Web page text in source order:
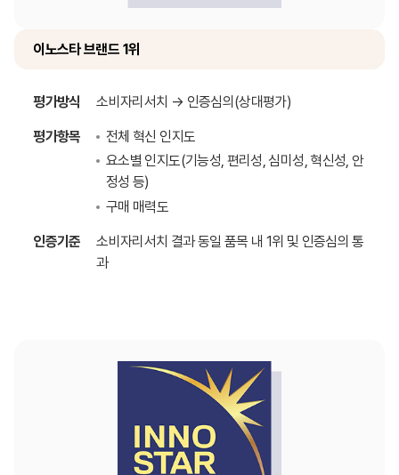
이노스타 브랜드 1위
평가방식 소비자리서치 → 인증심의(상대평가)
평가항목
전체 혁신 인지도
요소별 인지도(기능성, 편리성, 심미성, 혁신성, 안
정성 등)
구매 매력도
인증기준
소비자리서치 결과 동일 품목 내 1위 및 인증심의 통
과